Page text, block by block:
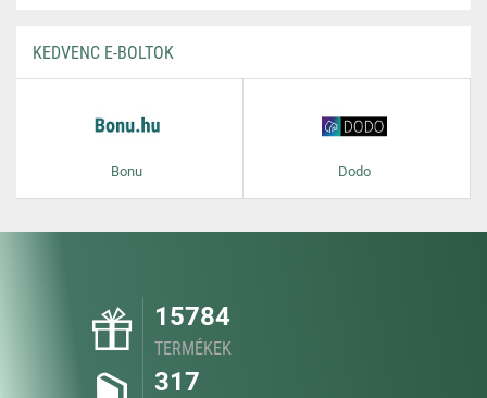
KEDVENC E-BOLTOK
Bonu Dodo
15784
TERMÉKEK
317